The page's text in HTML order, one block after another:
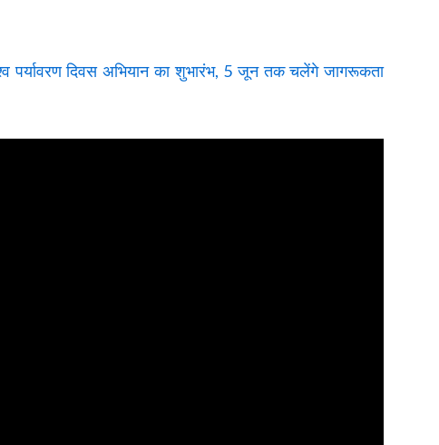
पर्यावरण दिवस अभियान का शुभारंभ, 5 जून तक चलेंगे जागरूकता